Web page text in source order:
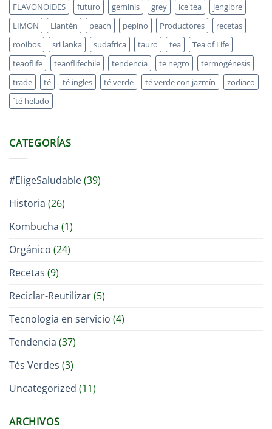
FLAVONOIDES
futuro geminis grey ice tea
jengibre
LIMON
Llantén peach pepino Productores
recetas
rooibos
sri lanka sudafrica tauro tea
Tea of Life
teaoflife
teaoflifechile tendencia te negro
termogénesis
trade
té té ingles té verde té verde con jazmín
zodiaco
´té helado
CATEGORÍAS
#EligeSaludable(39)
Historia (26)
Kombucha (1)
Orgánico (24)
Recetas (9)
Reciclar-Reutilizar(5)
Tecnología en servicio (4)
Tendencia (37)
Tés Verdes (3)
Uncategorized (11)
ARCHIVOS